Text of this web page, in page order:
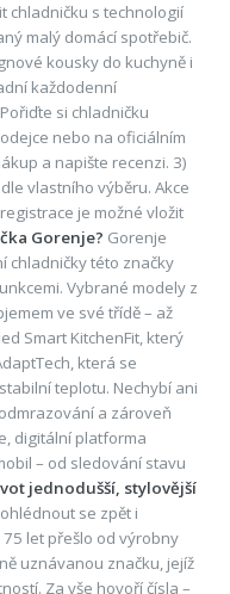
chladničku s technologií
malý domácí spotřebič.
kousky do kuchyně i
každodenní
si chladničku
nebo na oficiálním
a napište recenzi. 3)
vlastního výběru. Akce
je možné vložit
Gorenje? Gorenje
chladničky této značky
Vybrané modely z
ve své třídě – až
Smart KitchenFit, který
která se
teplotu. Nechybí ani
a zároveň
digitální platforma
– od sledování stavu
jednodušší, stylovější
se zpět i
let přešlo od výrobny
uznávanou značku, jejíž
Za vše hovoří čísla –